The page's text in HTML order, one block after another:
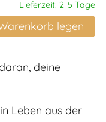
Lieferzeit: 2-5 Tage
legen
deine
Leben aus der